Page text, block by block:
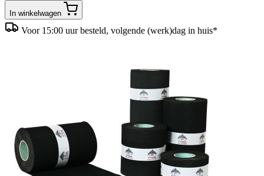
In winkelwagen
Voor 15:00 uur besteld, volgende (werk)dag in huis*